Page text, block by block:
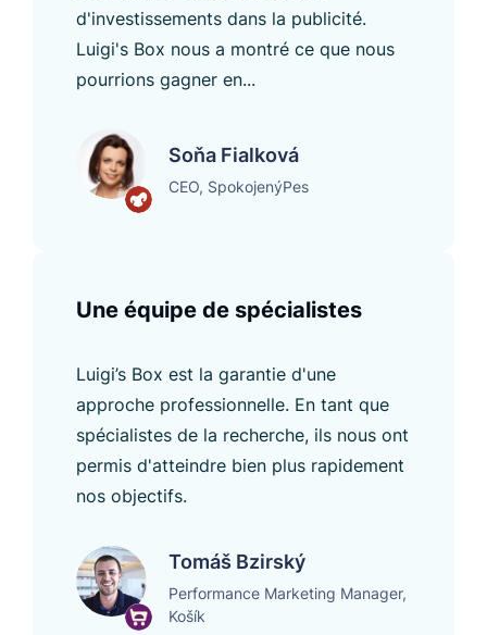
d'investissements dans la publicité.
Luigi's Box nous a montré ce que nous
pourrions gagner en...
Soňa Fialková
CEO, SpokojenýPes
Une équipe de spécialistes
Luigi’s Box est la garantie d'une
approche professionnelle. En tant que
spécialistes de la recherche, ils nous ont
permis d'atteindre bien plus rapidement
nos objectifs.
Tomáš Bzirský
Performance Marketing Manager,
Košík